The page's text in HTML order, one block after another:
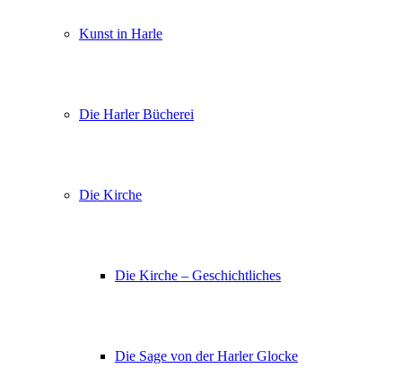
Kunst in Harle
Die Harler Bücherei
Die Kirche
Die Kirche – Geschichtliches
Die Sage von der Harler Glocke